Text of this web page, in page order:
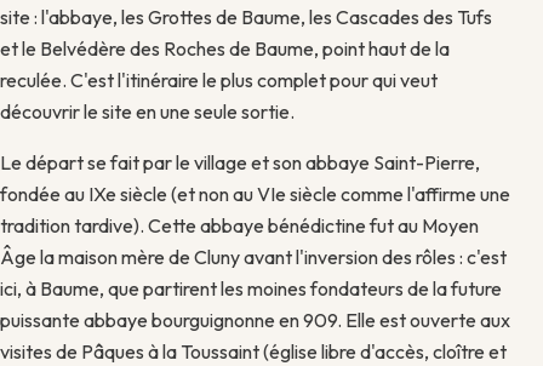
site : l'abbaye, les Grottes de Baume, les Cascades des Tufs
et le Belvédère des Roches de Baume, point haut de la
reculée. C'est l'itinéraire le plus complet pour qui veut
découvrir le site en une seule sortie.
Le départ se fait par le village et son abbaye Saint-Pierre,
fondée au IXe siècle (et non au VIe siècle comme l'affirme une
tradition tardive). Cette abbaye bénédictine fut au Moyen
Âge la maison mère de Cluny avant l'inversion des rôles : c'est
ici, à Baume, que partirent les moines fondateurs de la future
puissante abbaye bourguignonne en 909. Elle est ouverte aux
visites de Pâques à la Toussaint (église libre d'accès, cloître et